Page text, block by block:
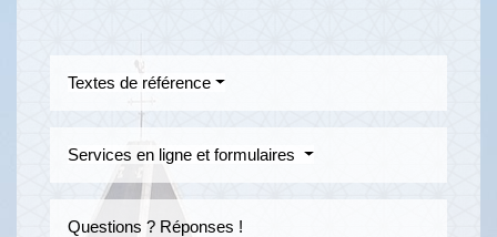
Textes de référence
Services en ligne et formulaires
Questions ? Réponses !